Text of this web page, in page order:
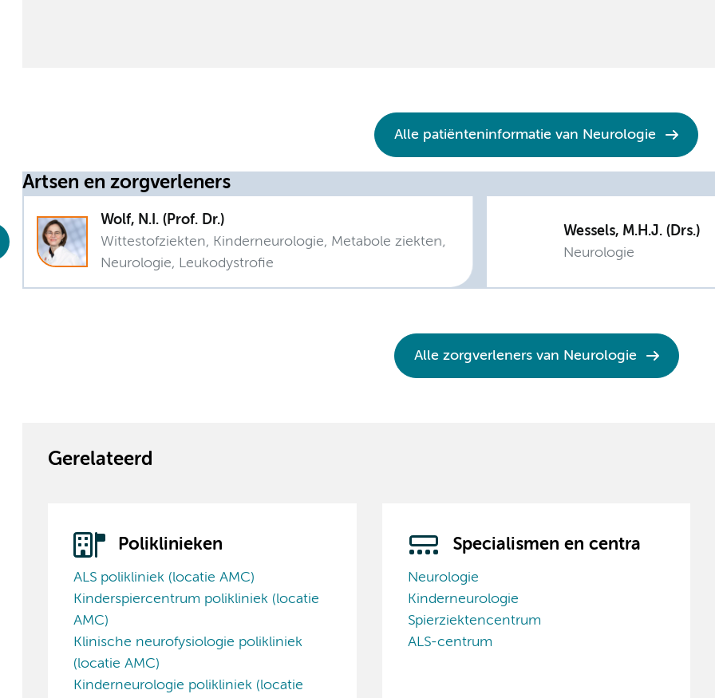
Alle patiënteninformatie van Neurologie
Artsen en zorgverleners
Wolf, N.I. (Prof. Dr.)
Wittestofziekten, Kinderneurologie, Metabole ziekten,
Neurologie, Leukodystrofie
Wessels, M.H.J. (Drs.)
Neurologie
Alle zorgverleners van Neurologie
Gerelateerd
Poliklinieken
ALS polikliniek (locatie AMC)
Kinderspiercentrum polikliniek (locatie
AMC)
Klinische neurofysiologie polikliniek
(locatie AMC)
Kinderneurologie polikliniek (locatie
Specialismen en centra
Neurologie
Kinderneurologie
Spierziektencentrum
ALS-centrum